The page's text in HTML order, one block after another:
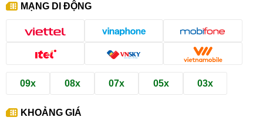
MẠNG DI ĐỘNG
09x 08x 07x 05x 03x
KHOẢNG GIÁ